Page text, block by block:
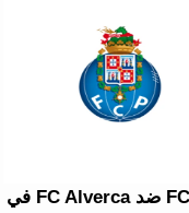
2026-08-09 القمة المرتقبة بين FC Porto ضد FC Alverca في